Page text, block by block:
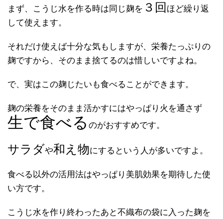
まず、こうじ水を作る時は同じ麹を ３回 ほど繰り返
して使えます。
それだけ使えば十分な気もしますが、栄養たっぷりの
麹ですから、そのまま捨てるのは惜しいですよね。
で、実はこの麹じたいも食べることができます。
麹の栄養をそのまま活かすにはやっぱり火を通さず
生で食べる のがおすすめです。
サラダや和え物にするという人が多いですよ。
食べる以外の活用法はやっぱり美肌効果を期待した使
い方です。
こうじ水を作り終わったあと不織布の袋に入った麹を